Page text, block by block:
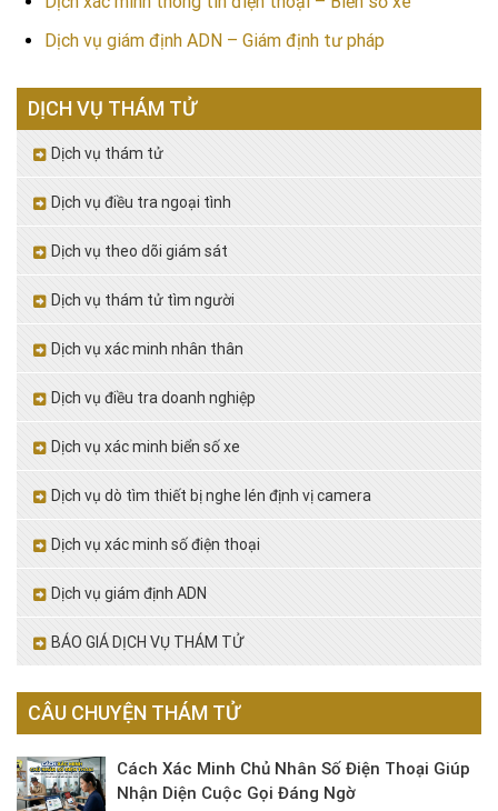
Dịch vụ giám định ADN – Giám định tư pháp
DỊCH VỤ THÁM TỬ
Dịch vụ thám tử
Dịch vụ điều tra ngoại tình
Dịch vụ theo dõi giám sát
Dịch vụ thám tử tìm người
Dịch vụ xác minh nhân thân
Dịch vụ điều tra doanh nghiệp
Dịch vụ xác minh biển số xe
Dịch vụ dò tìm thiết bị nghe lén định vị camera
Dịch vụ xác minh số điện thoại
Dịch vụ giám định ADN
BÁO GIÁ DỊCH VỤ THÁM TỬ
CÂU CHUYỆN THÁM TỬ
Cách Xác Minh Chủ Nhân Số Điện Thoại Giúp
Nhận Diện Cuộc Gọi Đáng Ngờ